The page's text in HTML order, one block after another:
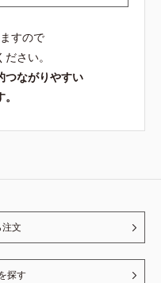
すので
さい。
つながりやすい
文
探す